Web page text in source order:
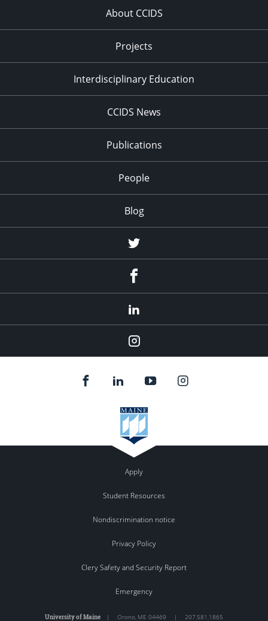
About CCIDS
Projects
Interdisciplinary Education
CCIDS News
Publications
People
Blog
Twitter
Instagram
Apply
Student Resources
Nondiscrimination notice
Privacy Policy
Clery Safety and Security Report
Emergency
University of Maine | Orono, ME 04469 | 207.581.1865